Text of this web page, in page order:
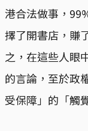
港合法做事，
擇了開書店，賺
之，在這些人眼
的言論，至於政
受保障」的「觸